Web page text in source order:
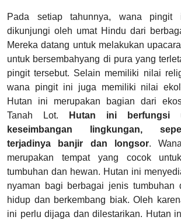
Pada setiap tahunnya, wana pingit
dikunjungi oleh umat Hindu dari
Mereka datang untuk melakukan
untuk bersembahyang di pura yang
pingit tersebut. Selain memiliki nilai
wana pingit ini juga memiliki nilai
Hutan ini merupakan bagian dari
Tanah Lot.
Hutan ini berfungsi
keseimbangan lingkungan,
terjadinya banjir dan longsor.
merupakan tempat yang cocok
tumbuhan dan hewan. Hutan ini
nyaman bagi berbagai jenis tumbuhan
hidup dan berkembang biak. Oleh
ini perlu dijaga dan dilestarikan. Hutan